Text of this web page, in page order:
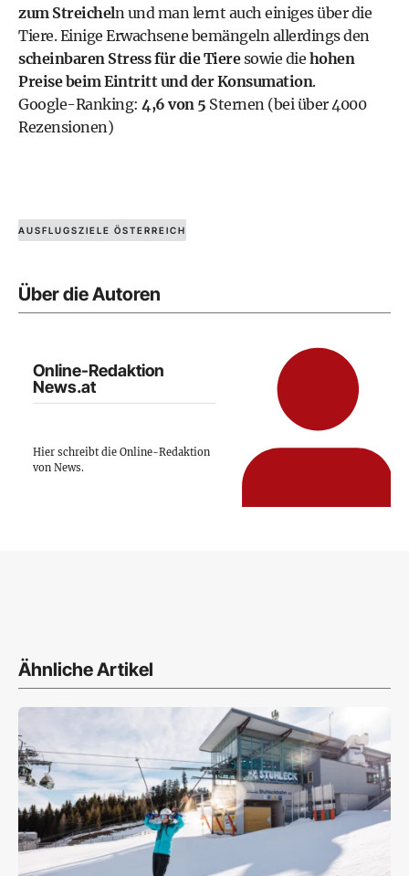
zum Streicheln und man lernt auch einiges über die
Tiere. Einige Erwachsene bemängeln allerdings den
scheinbaren Stress für die Tieresowie die hohen
Preise beim Eintritt und der Konsumation.
Google-Ranking: 4,6 von 5 Sternen (bei über 4000
Rezensionen)
AUSFLUGSZIELE ÖSTERREICH
Über die Autoren
Online-Redaktion
News.at
Hier schreibt die Online-Redaktion
von News.
Ähnliche Artikel